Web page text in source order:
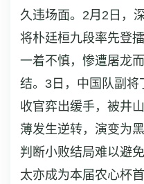
久违场面。2月2日，
将朴廷桓九段率先登
一着不慎，惨遭屠龙
结。3日，中国队副
收官弈出缓手，被井
薄发生逆转，演变为
判断小败结局难以避
太亦成为本届农心杯